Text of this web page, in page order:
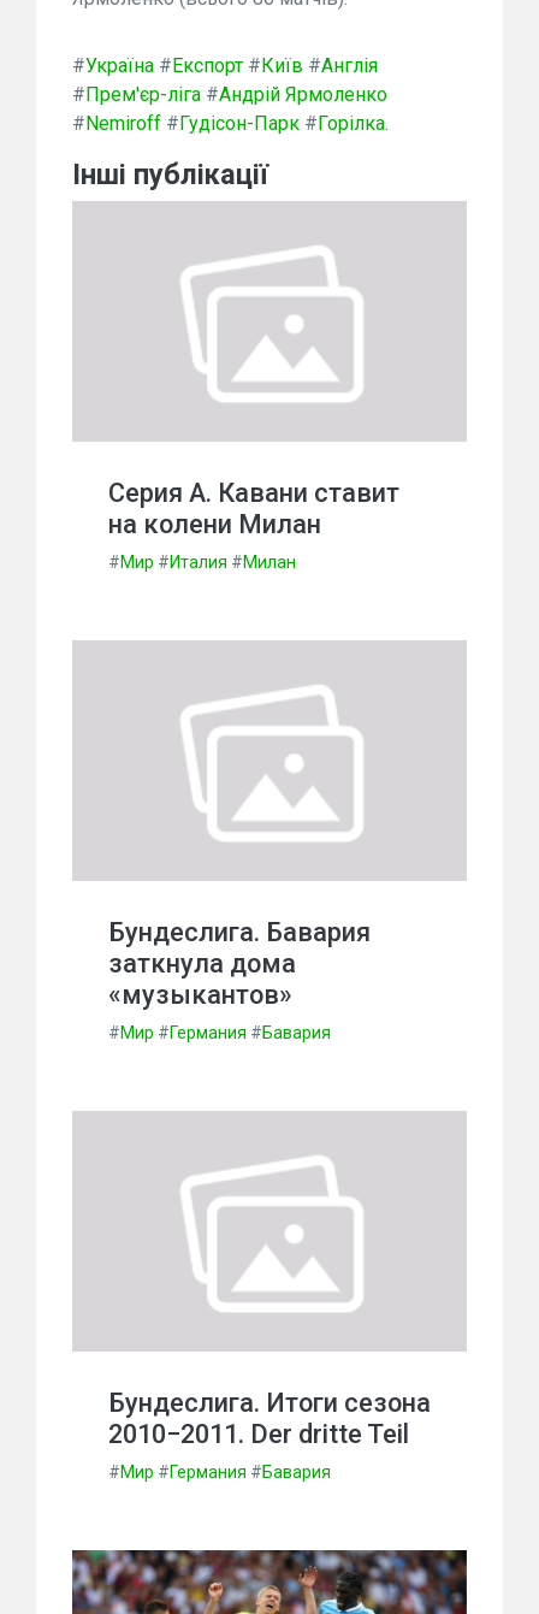
#Україна #Експорт #Київ #Англія
#Прем'єр-ліга #Андрій Ярмоленко
#Nemiroff #Гудісон-Парк #Горілка.
Інші публікації
Серия А. Кавани ставит
на колени Милан
#Мир #Италия #Милан
Бундеслига. Бавария
заткнула дома
«музыкантов»
#Мир #Германия #Бавария
Бундеслига. Итоги сезона
2010−2011. Der dritte Teil
#Мир #Германия #Бавария